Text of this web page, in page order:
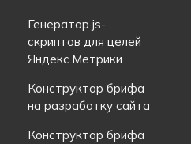
Генератор js-
скриптов для целей
Яндекс.Метрики
Конструктор брифа
на разработку сайта
Конструктор брифа